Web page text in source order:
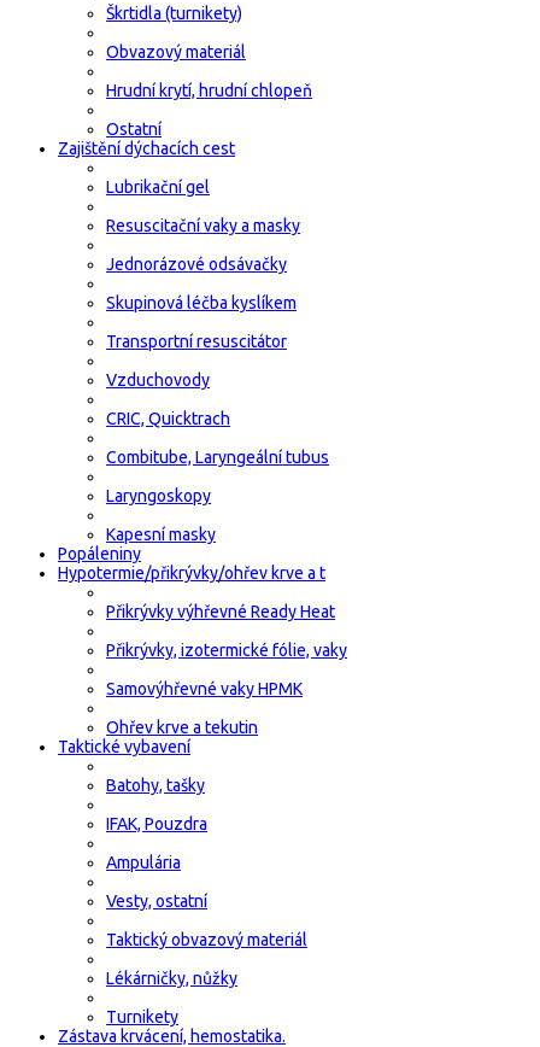
Škrtidla (turnikety)
Obvazový materiál
Hrudní krytí, hrudní chlopeň
Ostatní
Zajištění dýchacích cest
Lubrikační gel
Resuscitační vaky a masky
Jednorázové odsávačky
Skupinová léčba kyslíkem
Transportní resuscitátor
Vzduchovody
CRIC, Quicktrach
Combitube, Laryngeální tubus
Laryngoskopy
Kapesní masky
Popáleniny
Hypotermie/přikrývky/ohřev krve a t
Přikrývky výhřevné Ready Heat
Přikrývky, izotermické fólie, vaky
Samovýhřevné vaky HPMK
Ohřev krve a tekutin
Taktické vybavení
Batohy, tašky
IFAK, Pouzdra
Ampulária
Vesty, ostatní
Taktický obvazový materiál
Lékárničky, nůžky
Turnikety
Zástava krvácení, hemostatika.